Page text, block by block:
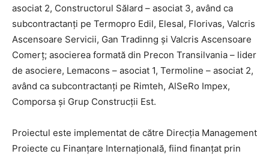
asociat 2, Constructorul Sălard – asociat 3, având ca
subcontractanți pe Termopro Edil, Elesal, Florivas, Valcris
Ascensoare Servicii, Gan Tradinng şi Valcris Ascensoare
Comerț; asocierea formată din Precon Transilvania – lider
de asociere, Lemacons – asociat 1, Termoline – asociat 2,
având ca subcontractanți pe Rimteh, AlSeRo Impex,
Comporsa și Grup Construcții Est.
Proiectul este implementat de către Direcția Management
Proiecte cu Finanțare Internațională, fiind finanțat prin